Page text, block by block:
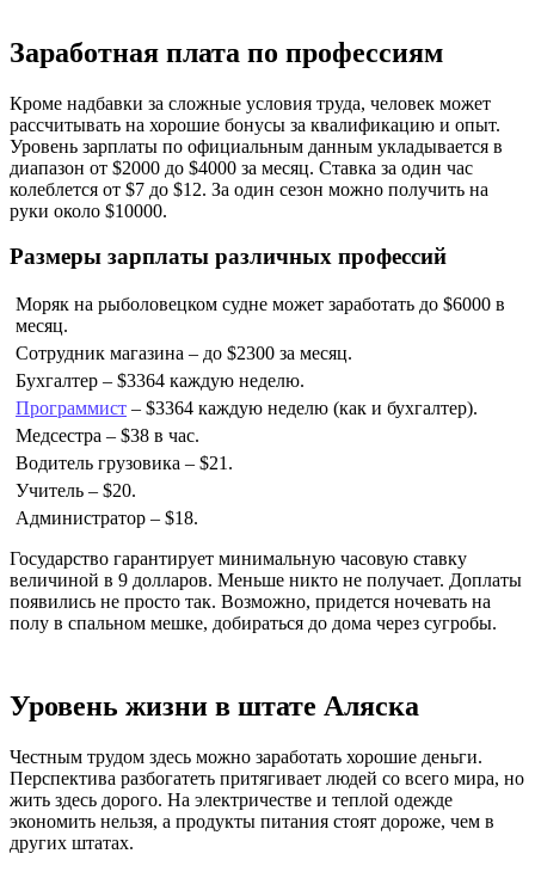
Заработная плата по профессиям
Кроме надбавки за сложные условия труда, человек может
рассчитывать на хорошие бонусы за квалификацию и опыт.
Уровень зарплаты по официальным данным укладывается в
диапазон от $2000 до $4000 за месяц. Ставка за один час
колеблется от $7 до $12. За один сезон можно получить на
руки около $10000.
Размеры зарплаты различных профессий
Моряк на рыболовецком судне может заработать до $6000 в
месяц.
Сотрудник магазина – до $2300 за месяц.
Бухгалтер – $3364 каждую неделю.
Программист – $3364 каждую неделю (как и бухгалтер).
Медсестра – $38 в час.
Водитель грузовика – $21.
Учитель – $20.
Администратор – $18.
Государство гарантирует минимальную часовую ставку
величиной в 9 долларов. Меньше никто не получает. Доплаты
появились не просто так. Возможно, придется ночевать на
полу в спальном мешке, добираться до дома через сугробы.
Уровень жизни в штате Аляска
Честным трудом здесь можно заработать хорошие деньги.
Перспектива разбогатеть притягивает людей со всего мира, но
жить здесь дорого. На электричестве и теплой одежде
экономить нельзя, а продукты питания стоят дороже, чем в
других штатах.